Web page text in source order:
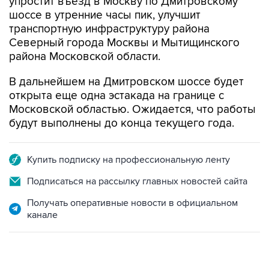
шоссе в утренние часы пик, улучшит
транспортную инфраструктуру района
Северный города Москвы и Мытищинского
района Московской области.
В дальнейшем на Дмитровском шоссе будет
открыта еще одна эстакада на границе с
Московской областью. Ожидается, что работы
будут выполнены до конца текущего года.
Купить подписку на профессиональную ленту
Подписаться на рассылку главных новостей сайта
Получать оперативные новости в официальном
канале